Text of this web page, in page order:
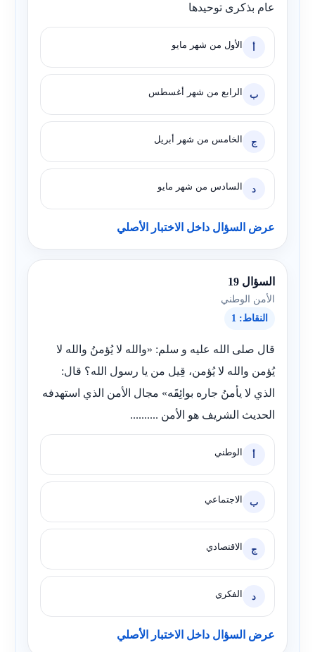
عام بذكرى توحيدها
أ الأول من شهر مايو
ب الرابع من شهر أغسطس
ج الخامس من شهر أبريل
د السادس من شهر مايو
عرض السؤال داخل الاختبار الأصلي
السؤال 19
الأمن الوطني
النقاط: 1
قال صلى الله عليه و سلم: «والله لا يُؤمنُ والله لا
يُؤمن والله لا يُؤمن، قِيل من يا رسول الله؟ قال:
الذي لا يأمنُ جاره بوائِقَه» مجال الأمن الذي استهدفه
الحديث الشريف هو الأمن ..........
أ الوطني
ب الاجتماعي
ج الاقتصادي
د الفكري
عرض السؤال داخل الاختبار الأصلي